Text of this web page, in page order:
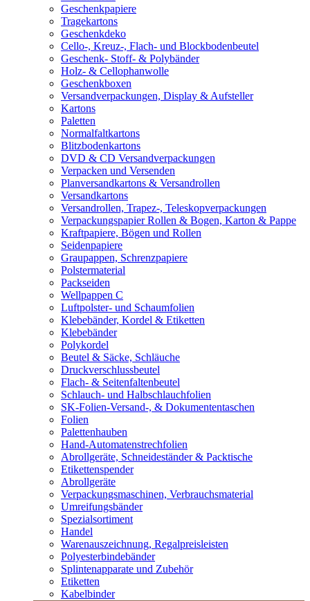
Geschenkpapiere
Tragekartons
Geschenkdeko
Cello-, Kreuz-, Flach- und Blockbodenbeutel
Geschenk- Stoff- & Polybänder
Holz- & Cellophanwolle
Geschenkboxen
Versandverpackungen, Display & Aufsteller
Kartons
Paletten
Normalfaltkartons
Blitzbodenkartons
DVD & CD Versandverpackungen
Verpacken und Versenden
Planversandkartons & Versandrollen
Versandkartons
Versandrollen, Trapez-, Teleskopverpackungen
Verpackungspapier Rollen & Bogen, Karton & Pappe
Kraftpapiere, Bögen und Rollen
Seidenpapiere
Graupappen, Schrenzpapiere
Polstermaterial
Packseiden
Wellpappen C
Luftpolster- und Schaumfolien
Klebebänder, Kordel & Etiketten
Klebebänder
Polykordel
Beutel & Säcke, Schläuche
Druckverschlussbeutel
Flach- & Seitenfaltenbeutel
Schlauch- und Halbschlauchfolien
SK-Folien-Versand-, & Dokumententaschen
Folien
Palettenhauben
Hand-Automatenstrechfolien
Abrollgeräte, Schneideständer & Packtische
Etikettenspender
Abrollgeräte
Verpackungsmaschinen, Verbrauchsmaterial
Umreifungsbänder
Spezialsortiment
Handel
Warenauszeichnung, Regalpreisleisten
Polyesterbindebänder
Splintenapparate und Zubehör
Etiketten
Kabelbinder